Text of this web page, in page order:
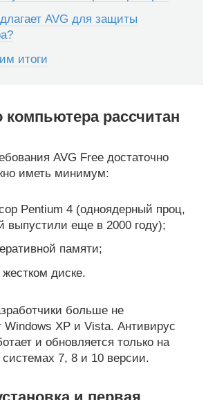
AVG для защиты
итоги
компьютера рассчитан
AVG Free достаточно
иметь минимум:
Pentium 4 (одноядерный проц,
выпустили еще в 2000 году);
памяти;
диске.
больше не
XP и Vista. Антивирус
и обновляется только на
7, 8 и 10 версии.